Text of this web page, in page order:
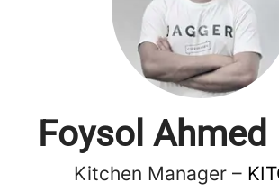
Foysol
Kitchen Manager –